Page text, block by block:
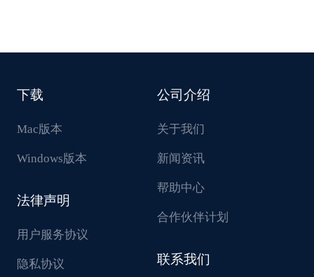
下载
Mac版本
Windows版本
法律声明
用户服务协议
隐私协议
公司介绍
关于我们
新闻资讯
帮助中心
合作伙伴计划
联系我们